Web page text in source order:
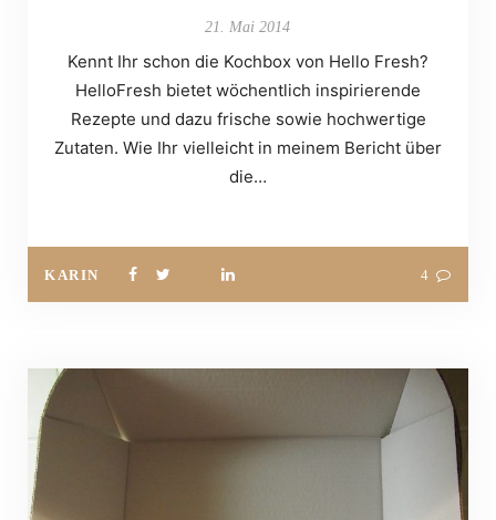
21. Mai 2014
Kennt Ihr schon die Kochbox von Hello Fresh?
HelloFresh bietet wöchentlich inspirierende
Rezepte und dazu frische sowie hochwertige
Zutaten. Wie Ihr vielleicht in meinem Bericht über
die…
KARIN 4